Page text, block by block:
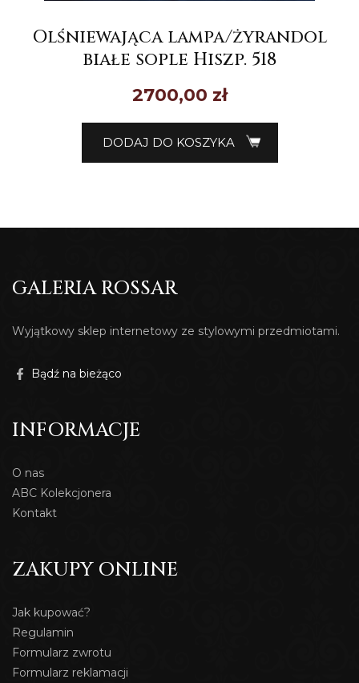
Olśniewająca lampa/żyrandol
białe sople Hiszp. 518
2700,00 zł
DODAJ DO KOSZYKA
GALERIA ROSSAR
Wyjątkowy sklep internetowy ze stylowymi przedmiotami.
Bądź na bieżąco
INFORMACJE
O nas
ABC Kolekcjonera
Kontakt
ZAKUPY ONLINE
Jak kupować?
Regulamin
Formularz zwrotu
Formularz reklamacji